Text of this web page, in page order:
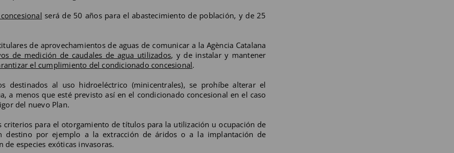
será de 50 años para el abastecimiento de población, y de 25
de aprovechamientos de aguas de comunicar a la Agència Catalana
de medición de caudales de agua utilizados, y de instalar y mantener
el cumplimiento del condicionado concesional.
destinados al uso hidroeléctrico (minicentrales), se prohíbe alterar el
a menos que esté previsto así en el condicionado concesional en el caso
del nuevo Plan.
para el otorgamiento de títulos para la utilización u ocupación de
destino por ejemplo a la extracción de áridos o a la implantación de
especies exóticas invasoras.